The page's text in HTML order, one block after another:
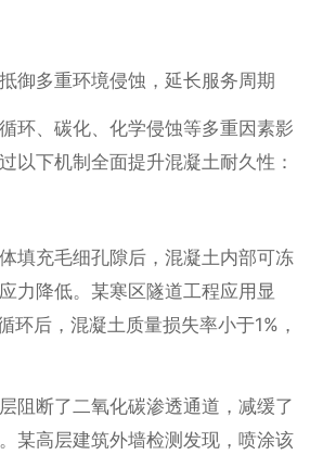
御多重环境侵蚀，延长服务周期
环、碳化、化学侵蚀等多重因素影
以下机制全面提升混凝土耐久性：
填充毛细孔隙后，混凝土内部可冻
力降低。某寒区隧道工程应用显
环后，混凝土质量损失率小于1%，
阻断了二氧化碳渗透通道，减缓了
某高层建筑外墙检测发现，喷涂该